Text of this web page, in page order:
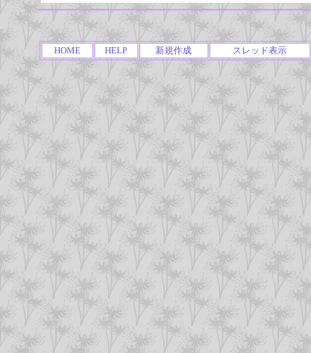
HOME HELP 新規作成 スレッド表示